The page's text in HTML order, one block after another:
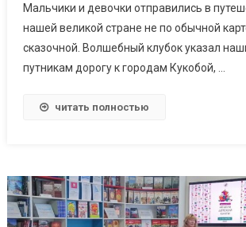
Мальчики и девочки отправились в
нашей великой стране не по обычной
сказочной. Волшебный клубок указал
путникам дорогу к городам Кукобой, …
читать полностью